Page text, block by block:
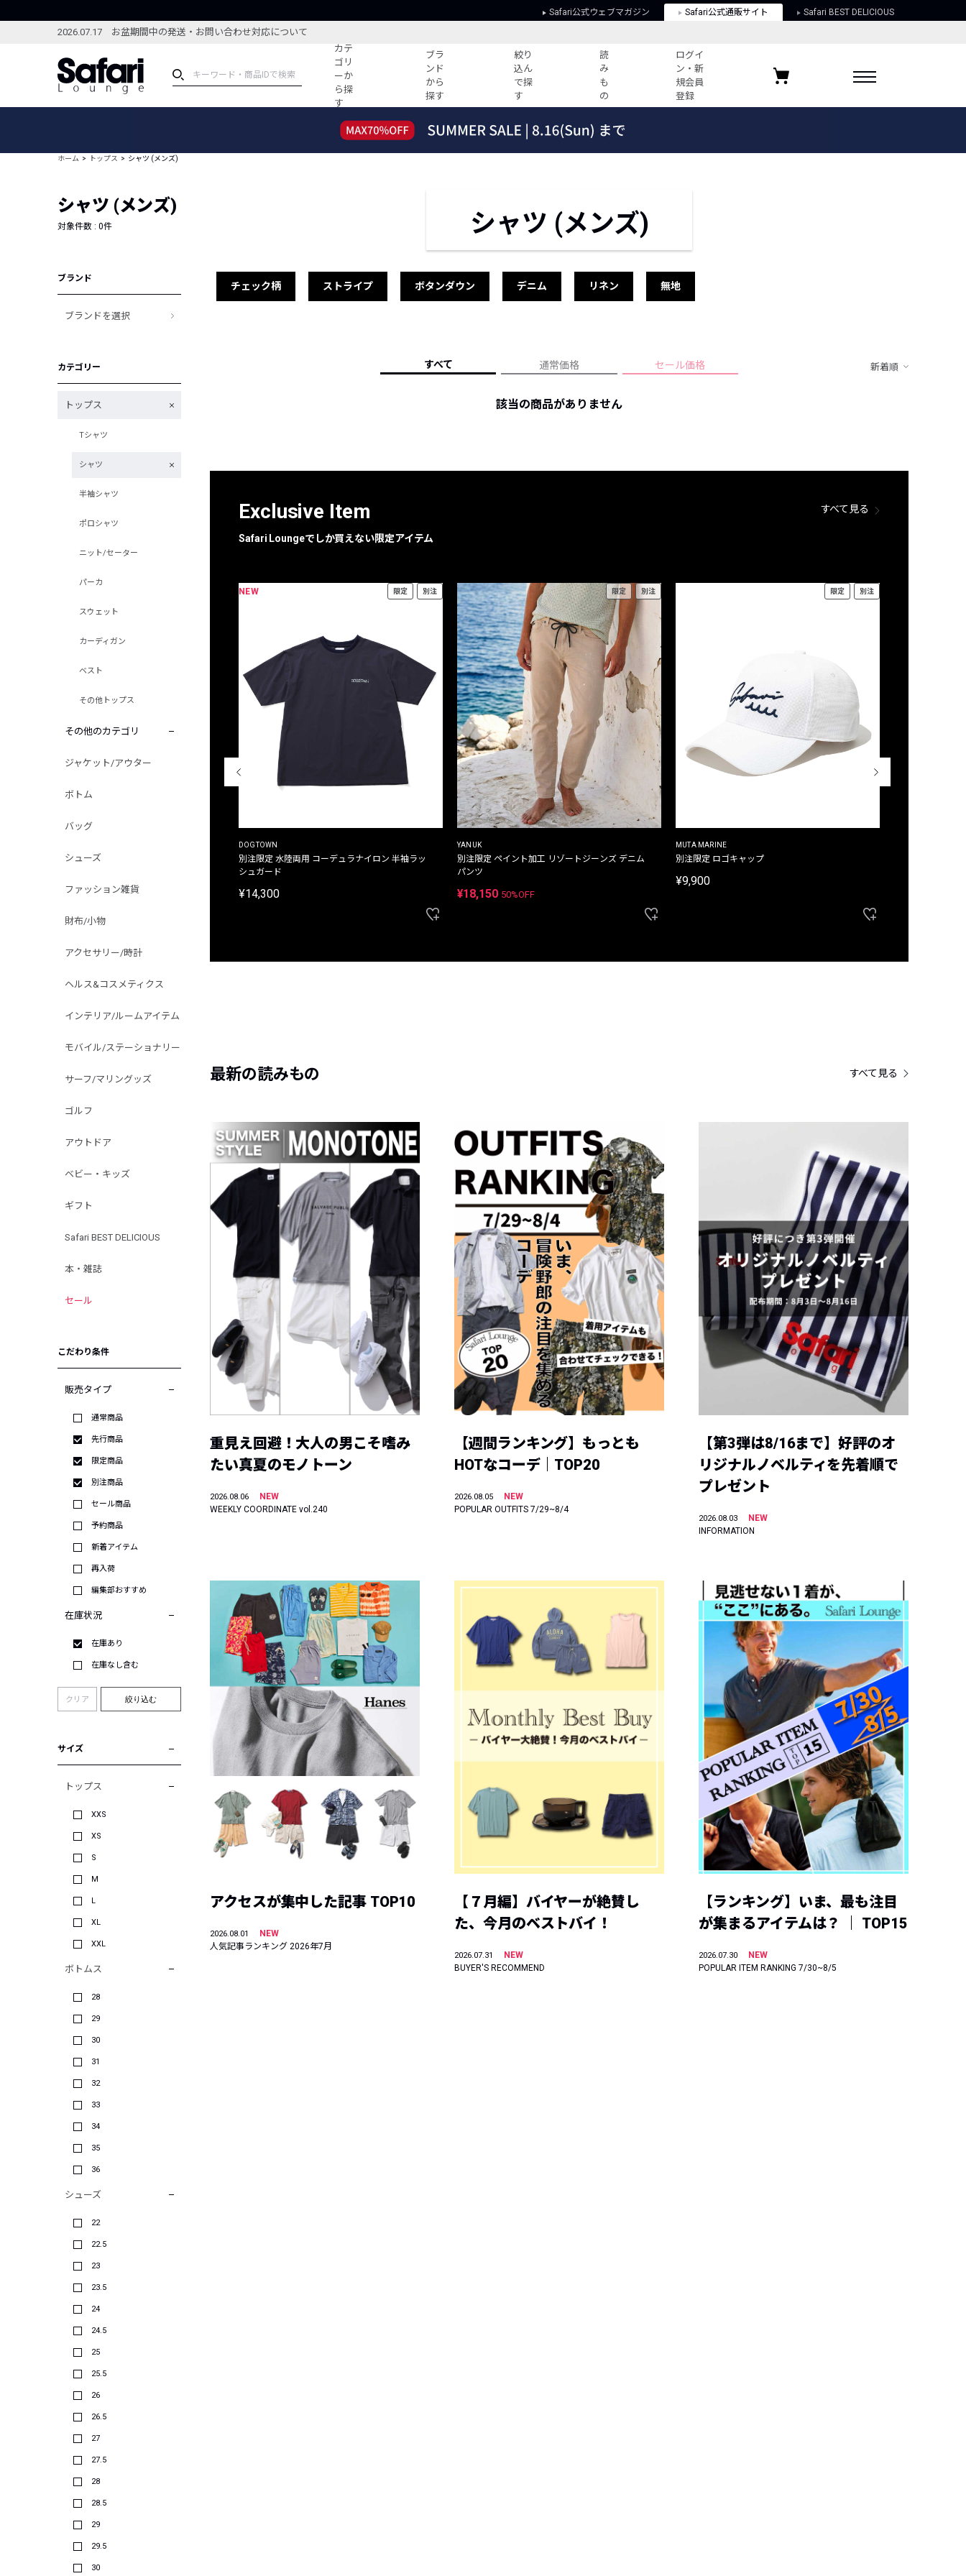
Safari公式ウェブマガジン Safari公式通販サイト Safari BEST DELICIOUS
2026.07.17 お盆期間中の発送・お問い合わせ対応について
カテ
ゴリ
ーか
ら探
す
ブラ
ンド
から
探す
絞り
込ん
で探
す
読
み
も
の
ログイ
ン・新
規会員
登録
ブランドから探す
新着アイテム
編集部のおすすめアイテム
セール
すべての記事
HOTなコーデ TOP20
新ブランドご紹介！
ピックアップアイテム
フォーカスブランド
セールおすすめアイテム
会社概要
特定商取引に関する法律
お気に入りブランド
ホーム トップス シャツ (メンズ)
シャツ (メンズ)
対象件数 : 0件
ブランド
ブランドを選択
カテゴリー
トップス
Tシャツ
シャツ
半袖シャツ
ポロシャツ
ニット/セーター
パーカ
スウェット
カーディガン
ベスト
その他トップス
その他のカテゴリ
ジャケット/アウター
ボトム
バッグ
シューズ
ファッション雑貨
財布/小物
アクセサリー/時計
ヘルス&コスメティクス
インテリア/ルームアイテム
モバイル/ステーショナリー
サーフ/マリングッズ
ゴルフ
アウトドア
ベビー・キッズ
ギフト
Safari BEST DELICIOUS
本・雑誌
セール
こだわり条件
販売タイプ
通常商品
先行商品
限定商品
別注商品
セール商品
予約商品
新着アイテム
再入荷
編集部おすすめ
在庫状況
在庫あり
在庫なし含む
クリア 絞り込む
サイズ
トップス
XXS
XS
S
M
L
XL
XXL
ボトムス
28
29
30
31
32
33
34
35
36
シューズ
22
22.5
23
23.5
24
24.5
25
25.5
26
26.5
27
27.5
28
28.5
29
29.5
30
シャツ (メンズ)
チェック柄 ストライプ ボタンダウン デニム リネン 無地
すべて 通常価格 セール価格 新着順
該当の商品がありません
Exclusive Item
Safari Loungeでしか買えない限定アイテム
すべて見る
別注限定 ピグメントダイ バックプリント サーフ
NEW 限定 別注
DOGTOWN
別注限定 水陸両用 コーデュラナイロン 半袖ラッ
シュガード
¥14,300
限定 別注
YANUK
別注限定 ペイント加工 リゾートジーンズ デニム
パンツ
¥18,150 50%OFF
限定 別注
MUTA MARINE
別注限定 ロゴキャップ
¥9,900
最新の読みもの すべて見る
重見え回避！大人の男こそ嗜み
たい真夏のモノトーン
2026.08.06
NEW
WEEKLY COORDINATE vol.240
【週間ランキング】もっとも
HOTなコーデ｜TOP20
2026.08.05
NEW
POPULAR OUTFITS 7/29~8/4
【第3弾は8/16まで】好評のオ
リジナルノベルティを先着順で
プレゼント
2026.08.03
NEW
INFORMATION
アクセスが集中した記事 TOP10
2026.08.01
NEW
人気記事ランキング 2026年7月
【７月編】バイヤーが絶賛し
た、今月のベストバイ！
2026.07.31
NEW
BUYER'S RECOMMEND
【ランキング】いま、最も注目
が集まるアイテムは？ ｜ TOP15
2026.07.30
NEW
POPULAR ITEM RANKING 7/30~8/5